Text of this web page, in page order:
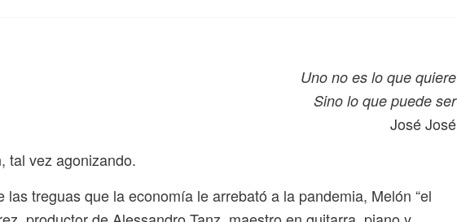
Uno no es lo que quiere
Sino lo que puede ser
José José
tal vez agonizando.
las treguas que la economía le arrebató a la pandemia, Melón “el